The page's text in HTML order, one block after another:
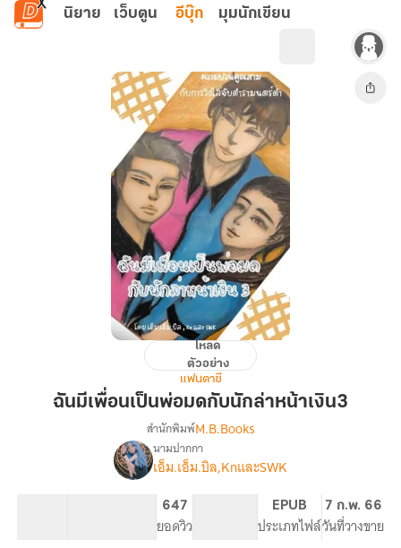
ข้ามไปยังเนื้อหาหลัก
นิยาย เว็บตูน อีบุ๊ก มุมนักเขียน
เพื่อน
พ่อ
มด
กับ
โหลด
ตัวอย่าง
แฟนตาซี
ฉันมีเพื่อนเป็นพ่อมดกับนักล่าหน้าเงิน3
เรื่อง
ฉัน
สำนักพิมพ์M.B.Books
นามปากกา
เอ็ม.เอ็ม.บิล,KnและSWK
647
ยอดวิว
EPUB
ประเภทไฟล์
7 ก.พ. 66
วันที่วางขาย